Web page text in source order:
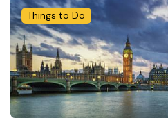
Things to Do